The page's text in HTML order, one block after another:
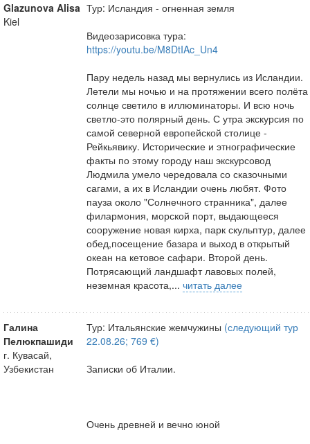
Glazunova Alisa
Kiel
Тур: Исландия - огненная земля
Видеозарисовка тура:
https://youtu.be/M8DtIAc_Un4
Пару недель назад мы вернулись из Исландии.
Летели мы ночью и на протяжении всего полёта
солнце светило в иллюминаторы. И всю ночь
светло-это полярный день. С утра экскурсия по
самой северной европейской столице -
Рейкьявику. Исторические и этнографические
факты по этому городу наш экскурсовод
Людмила умело чередовала со сказочными
сагами, а их в Исландии очень любят. Фото
пауза около "Солнечного странника", далее
филармония, морской порт, выдающееся
сооружение новая кирха, парк скульптур, далее
обед,посещение базара и выход в открытый
океан на кетовое сафари. Второй день.
Потрясающий ландшафт лавовых полей,
неземная красота,... читать далее
Галина
Пелюкпашиди
г. Кувасай,
Узбекистан
Тур: Итальянские жемчужины (следующий тур
22.08.26; 769 €)
Записки об Италии.
Очень древней и вечно юной